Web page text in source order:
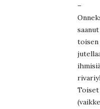
–
toisen
Toiset